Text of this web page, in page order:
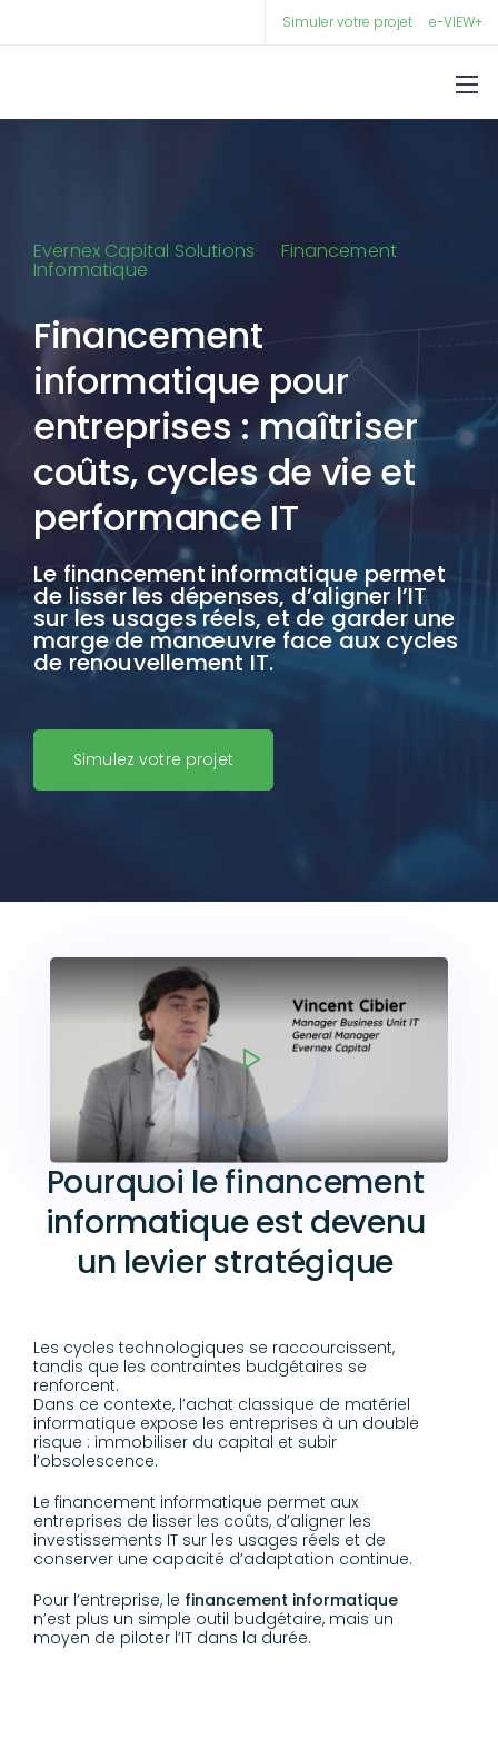
Simuler votre projet e-VIEW+
Evernex Capital Solutions Financement
Informatique
Financement
informatique pour
entreprises : maîtriser
coûts, cycles de vie et
performance IT
Le financement informatique permet
de lisser les dépenses, d’aligner l’IT
sur les usages réels, et de garder une
marge de manœuvre face aux cycles
de renouvellement IT.
Simulez votre projet
Pourquoi le financement
informatique est devenu
un levier stratégique
Les cycles technologiques se raccourcissent,
tandis que les contraintes budgétaires se
renforcent.
Dans ce contexte, l’achat classique de matériel
informatique expose les entreprises à un double
risque : immobiliser du capital et subir
l’obsolescence.
Le financement informatique permet aux
entreprises de lisser les coûts, d’aligner les
investissements IT sur les usages réels et de
conserver une capacité d’adaptation continue.
Pour l’entreprise, le financement informatique
n’est plus un simple outil budgétaire, mais un
moyen de piloter l’IT dans la durée.